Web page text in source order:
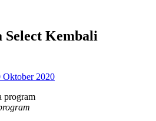
Kembali
Oktober 2020